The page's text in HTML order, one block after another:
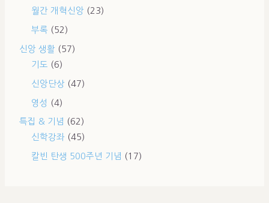
월간 개혁신앙 (23)
부록 (52)
신앙 생활 (57)
기도 (6)
신앙단상 (47)
영성 (4)
특집 & 기념 (62)
신학강좌 (45)
칼빈 탄생 500주년 기념 (17)